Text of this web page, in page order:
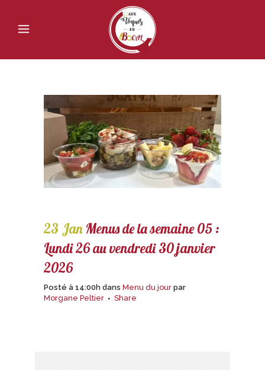
23 JanMenus de la semaine 05 :
Lundi 26 au vendredi 30 janvier
2026
Posté à 14:00h dans Menu du jour par
Morgane Peltier
Share